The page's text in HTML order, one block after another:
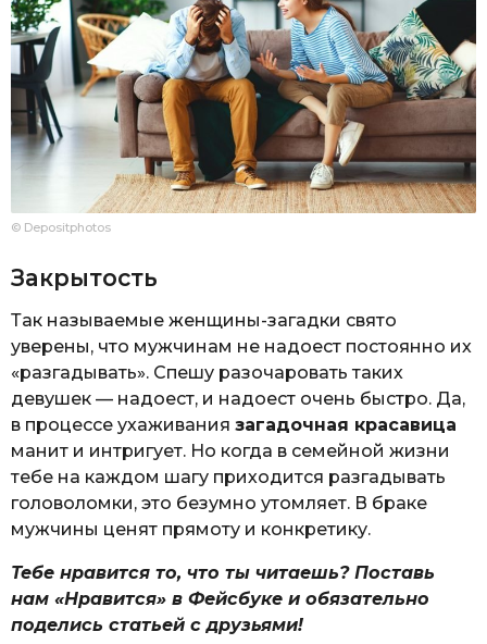
© Depositphotos
Закрытость
Так называемые женщины-загадки свято
уверены, что мужчинам не надоест постоянно их
«разгадывать». Спешу разочаровать таких
девушек — надоест, и надоест очень быстро. Да,
в процессе ухаживания загадочная красавица
манит и интригует. Но когда в семейной жизни
тебе на каждом шагу приходится разгадывать
головоломки, это безумно утомляет. В браке
мужчины ценят прямоту и конкретику.
Тебе нравится то, что ты читаешь? Поставь
нам «Нравится» в Фейсбуке и обязательно
поделись статьей с друзьями!